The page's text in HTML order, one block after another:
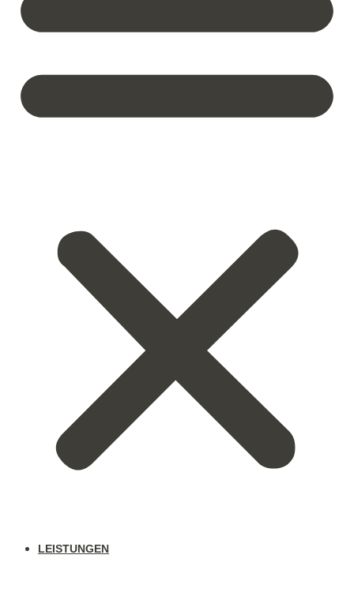
LEISTUNGEN